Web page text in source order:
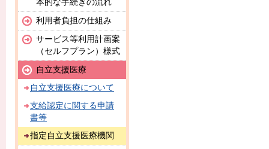
本的な手続きの流れ
利用者負担の仕組み
サービス等利用計画案
（セルフプラン）様式
自立支援医療
自立支援医療について
支給認定に関する申請
書等
指定自立支援医療機関